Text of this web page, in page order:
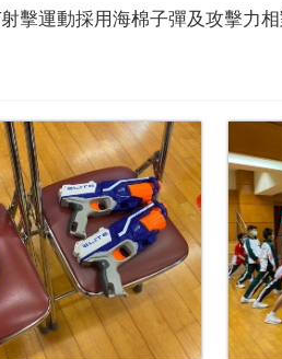
擊運動採用海棉子彈及攻擊力